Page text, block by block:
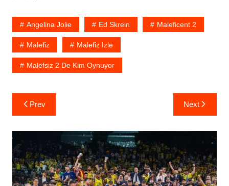
Angelina Jolie Ed Skrein Maleficent 2
Malefiz Malefiz Izle
Malefsiz 2 De Kim Oynuyor
Yazı
gezinmesi
Prev Next